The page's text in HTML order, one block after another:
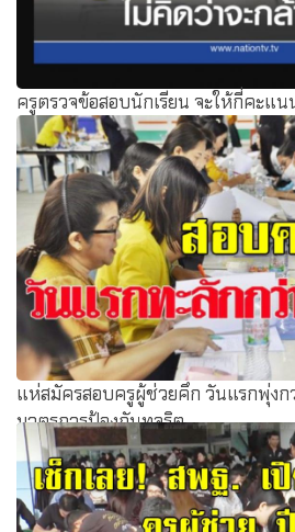
ครูตรวจข้อสอบนักเรียน จะให้กี่คะแ
หัว
แห่สมัครสอบครูผู้ช่วยคึก วันแรกพุ่งก
มาตรการป้องกันทุจริต